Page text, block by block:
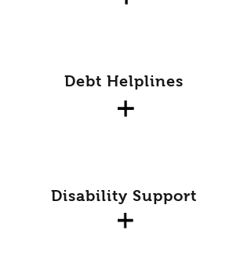
Debt Helplines
Disability Support